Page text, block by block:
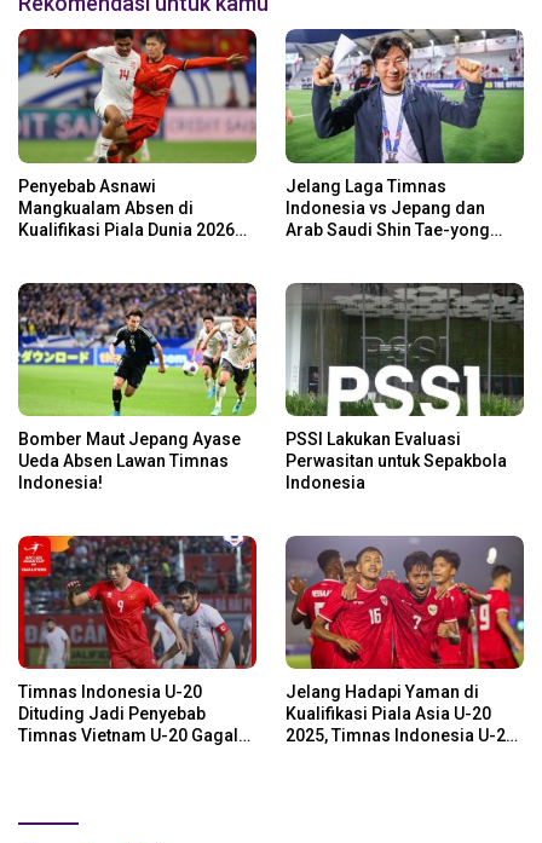
Penyebab Asnawi
Mangkualam Absen di
Kualifikasi Piala Dunia 2026
dan Arab Saudi
Jelang Laga Timnas
Indonesia vs Jepang dan
Arab Saudi Shin Tae-yong
Bomber Maut Jepang Ayase
Ueda Absen Lawan Timnas
Indonesia!
PSSI Lakukan Evaluasi
Perwasitan untuk Sepakbola
Indonesia
Timnas Indonesia U-20
Dituding Jadi Penyebab
Timnas Vietnam U-20 Gagal
Jelang Hadapi Yaman di
Kualifikasi Piala Asia U-20
2025, Timnas Indonesia U-20